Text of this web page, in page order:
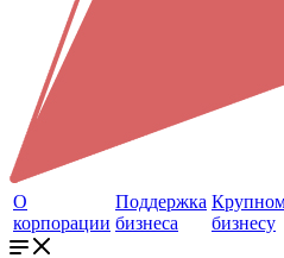
О
корпорации
Поддержка
бизнеса
бизнесу